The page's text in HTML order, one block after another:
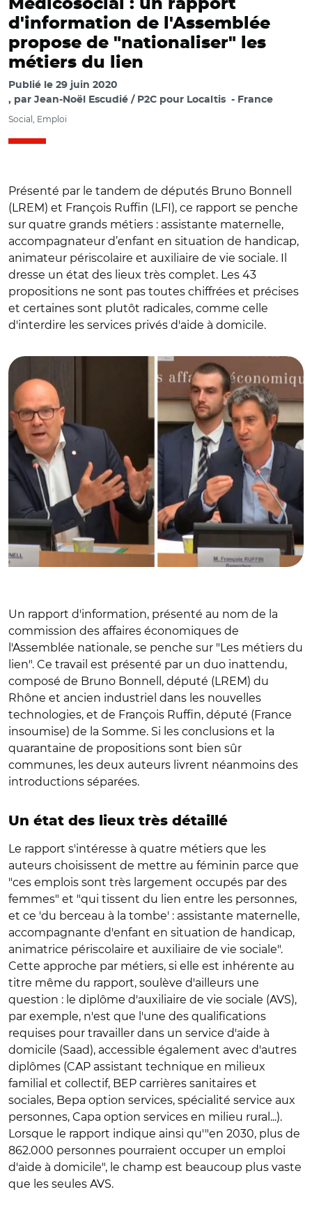
Médicosocial : un rapport
d'information de l'Assemblée
propose de "nationaliser" les
métiers du lien
Publié le 29 juin 2020
par Jean-Noël Escudié / P2C pour Localtis France
Social, Emploi
Présenté par le tandem de députés Bruno Bonnell
(LREM) et François Ruffin (LFI), ce rapport se penche
sur quatre grands métiers : assistante maternelle,
accompagnateur d’enfant en situation de handicap,
animateur périscolaire et auxiliaire de vie sociale. Il
dresse un état des lieux très complet. Les 43
propositions ne sont pas toutes chiffrées et précises
et certaines sont plutôt radicales, comme celle
d'interdire les services privés d'aide à domicile.
© capture assemblée nationale/ Bruno Bonnell et François
Un rapport d'information, présenté au nom de la
commission des affaires économiques de
l'Assemblée nationale, se penche sur "Les métiers du
lien". Ce travail est présenté par un duo inattendu,
composé de Bruno Bonnell, député (LREM) du
Rhône et ancien industriel dans les nouvelles
technologies, et de François Ruffin, député (France
insoumise) de la Somme. Si les conclusions et la
quarantaine de propositions sont bien sûr
communes, les deux auteurs livrent néanmoins des
introductions séparées.
Un état des lieux très détaillé
Le rapport s'intéresse à quatre métiers que les
auteurs choisissent de mettre au féminin parce que
"ces emplois sont très largement occupés par des
femmes" et "qui tissent du lien entre les personnes,
et ce 'du berceau à la tombe' : assistante maternelle,
accompagnante d'enfant en situation de handicap,
animatrice périscolaire et auxiliaire de vie sociale".
Cette approche par métiers, si elle est inhérente au
titre même du rapport, soulève d'ailleurs une
question : le diplôme d'auxiliaire de vie sociale (AVS),
par exemple, n'est que l'une des qualifications
requises pour travailler dans un service d'aide à
domicile (Saad), accessible également avec d'autres
diplômes (CAP assistant technique en milieux
familial et collectif, BEP carrières sanitaires et
sociales, Bepa option services, spécialité service aux
personnes, Capa option services en milieu rural...).
Lorsque le rapport indique ainsi qu'"en 2030, plus de
862.000 personnes pourraient occuper un emploi
d'aide à domicile", le champ est beaucoup plus vaste
que les seules AVS.